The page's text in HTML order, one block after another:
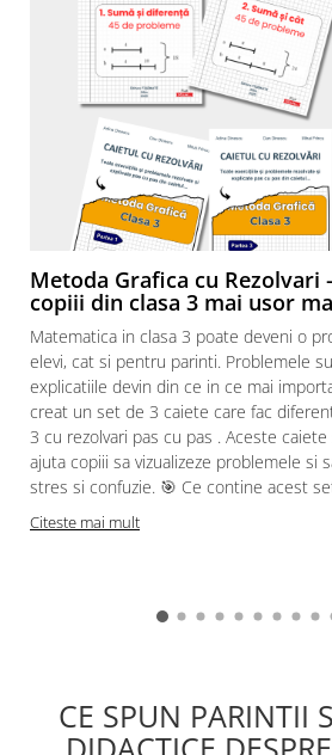
sustine o invatare eficienta si
ora de geografie!
Metoda Grafica cu Rezolvari
copiii din clasa 3 mai usor
Matematica in clasa 3 poate deveni o
elevi, cat si pentru parinti. Problemele
explicatiile devin din ce in ce mai
creat un set de 3 caiete care fac
3 cu rezolvari pas cu pas . Aceste
ajuta copiii sa vizualizeze problemele si
stres si confuzie. 🎯 Ce contine acest
Citeste mai mult
CE SPUN PARINTII